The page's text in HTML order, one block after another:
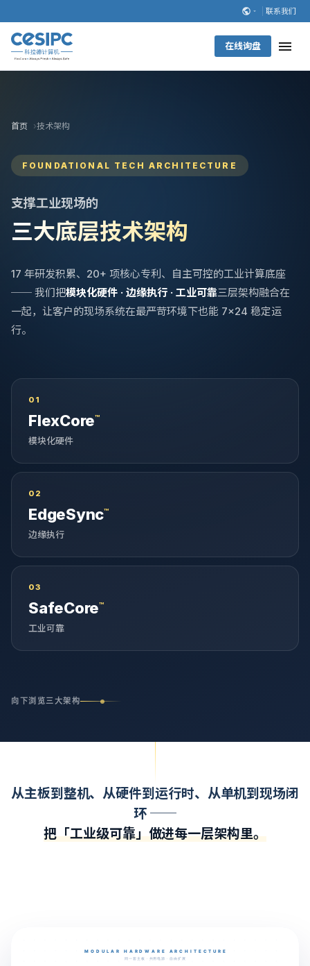
联系我们
在线询盘
首页 技术架构
FOUNDATIONAL TECH ARCHITECTURE
支撑工业现场的
三大底层技术架构
17 年研发积累、20+ 项核心专利、自主可控的工业计算底座
── 我们把模块化硬件 · 边缘执行 · 工业可靠三层架构融合在
一起，让客户的现场系统在最严苛环境下也能 7×24 稳定运
行。
01
FlexCore™
模块化硬件
02
EdgeSync™
边缘执行
03
SafeCore™
工业可靠
向下浏览三大架构
从主板到整机、从硬件到运行时、从单机到现场闭
环 ──
把「工业级可靠」做进每一层架构里。